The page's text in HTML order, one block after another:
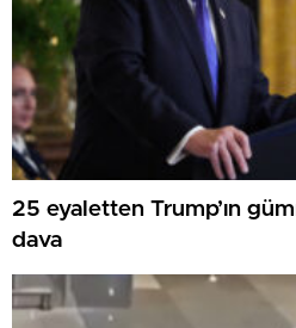
25 eyaletten Trump’ın
dava